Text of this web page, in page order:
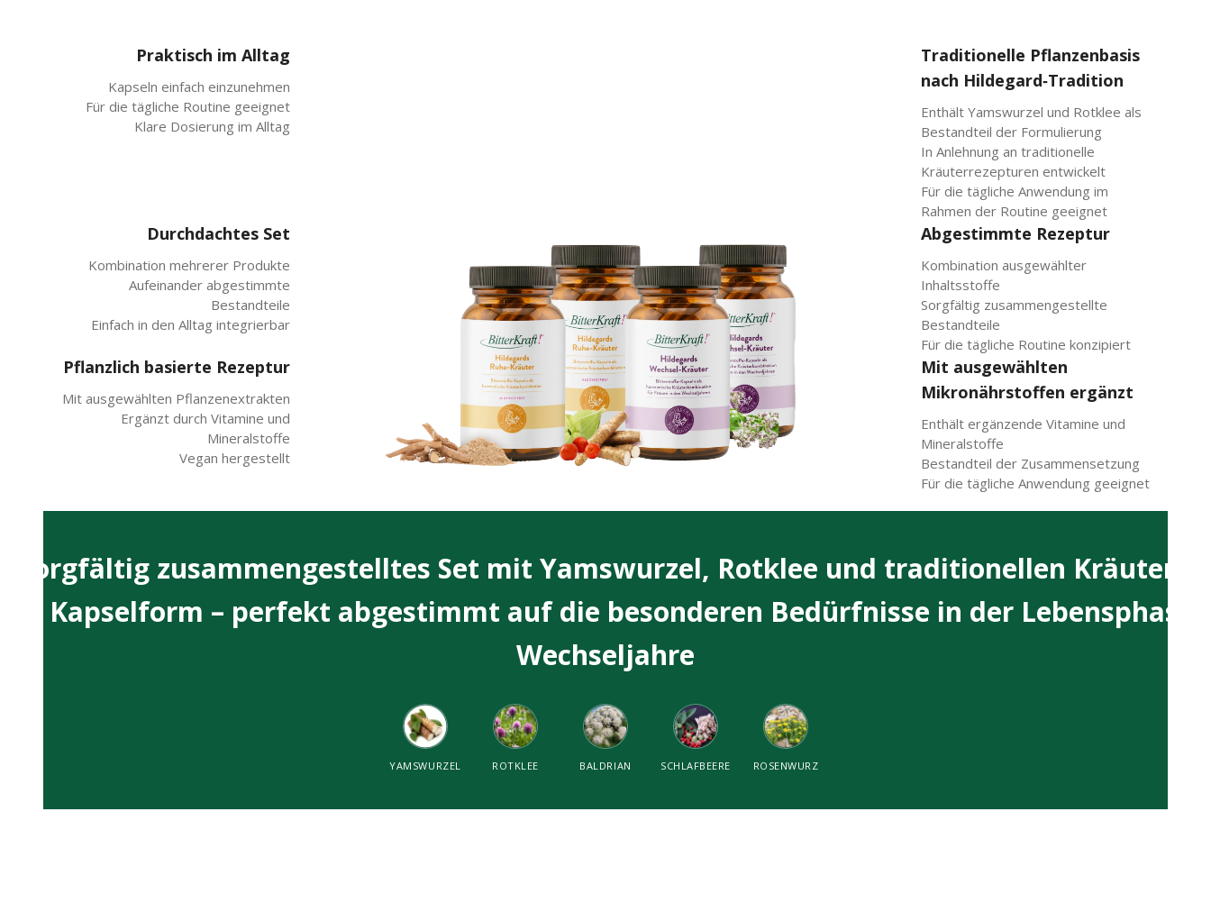
Praktisch im Alltag
Kapseln einfach einzunehmen
Für die tägliche Routine geeignet
Klare Dosierung im Alltag
Traditionelle Pflanzenbasis
nach Hildegard‑Tradition
Enthält Yamswurzel und Rotklee als
Bestandteil der Formulierung
In Anlehnung an traditionelle
Kräuterrezepturen entwickelt
Für die tägliche Anwendung im
Rahmen der Routine geeignet
Durchdachtes Set
Kombination mehrerer Produkte
Aufeinander abgestimmte
Bestandteile
Einfach in den Alltag integrierbar
Abgestimmte Rezeptur
Kombination ausgewählter
Inhaltsstoffe
Sorgfältig zusammengestellte
Bestandteile
Für die tägliche Routine konzipiert
Pflanzlich basierte Rezeptur
Mit ausgewählten Pflanzenextrakten
Ergänzt durch Vitamine und
Mineralstoffe
Vegan hergestellt
Mit ausgewählten
Mikronährstoffen ergänzt
Enthält ergänzende Vitamine und
Mineralstoffe
Bestandteil der Zusammensetzung
Für die tägliche Anwendung geeignet
Sorgfältig zusammengestelltes Set mit Yamswurzel, Rotklee und traditionellen Kräutern
in Kapselform – perfekt abgestimmt auf die besonderen Bedürfnisse in der Lebensphase
Wechseljahre
YAMSWURZEL ROTKLEE BALDRIAN SCHLAFBEERE ROSENWURZ